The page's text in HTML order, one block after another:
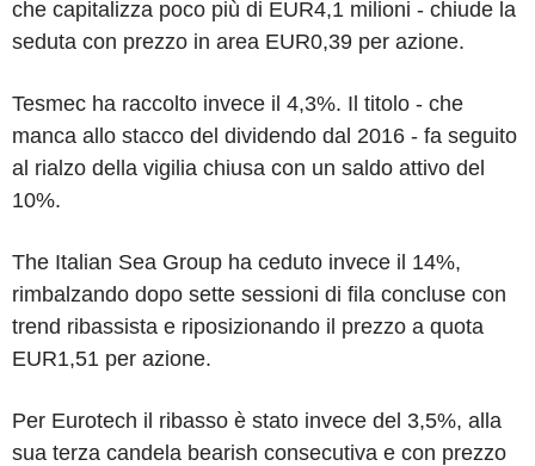
che capitalizza poco più di EUR4,1 milioni - chiude la
seduta con prezzo in area EUR0,39 per azione.
Tesmec ha raccolto invece il 4,3%. Il titolo - che
manca allo stacco del dividendo dal 2016 - fa seguito
al rialzo della vigilia chiusa con un saldo attivo del
10%.
The Italian Sea Group ha ceduto invece il 14%,
rimbalzando dopo sette sessioni di fila concluse con
trend ribassista e riposizionando il prezzo a quota
EUR1,51 per azione.
Per Eurotech il ribasso è stato invece del 3,5%, alla
sua terza candela bearish consecutiva e con prezzo